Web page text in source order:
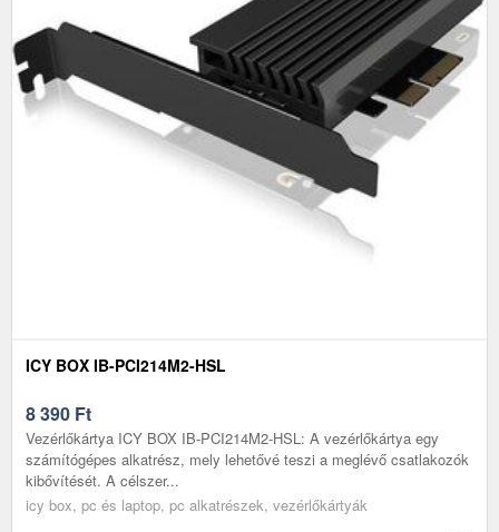
ICY BOX IB-PCI214M2-HSL
8 390 Ft
Vezérlőkártya ICY BOX IB-PCI214M2-HSL: A vezérlőkártya egy
számítógépes alkatrész, mely lehetővé teszi a meglévő csatlakozók
kibővítését. A célszer...
icy box, pc és laptop, pc alkatrészek, vezérlőkártyák